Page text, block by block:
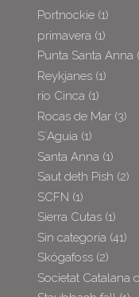
Portnockie (1)
primavera (1)
Punta Santa Anna
Reykjanes (1)
río Cinca (1)
Rocas de Mar (3)
S´Aguia (1)
Santa Anna (1)
Saut deth Pish (2)
SCFN (1)
Sierra Cutas (1)
Sin categoría (41)
Skógafoss (2)
Societat Catalana